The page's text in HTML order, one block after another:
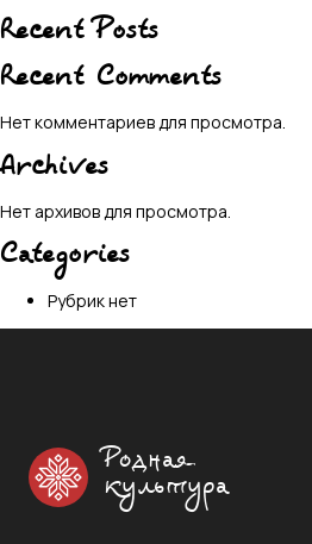
Recent Posts
Recent Comments
Нет комментариев для просмотра.
Archives
Нет архивов для просмотра.
Categories
Рубрик нет
Родная
культура